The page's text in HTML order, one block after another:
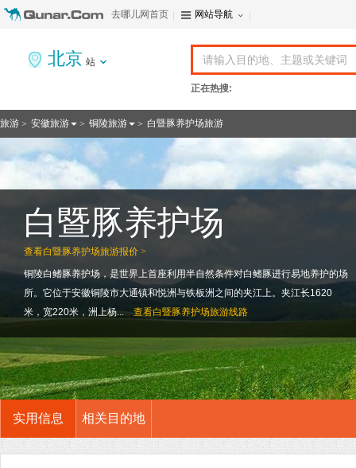
去哪儿网首页 网站导航
北京 站
正在热搜:
旅游 > 安徽旅游 > 铜陵旅游 > 白暨豚养护场旅游
查看白暨豚养护场旅游报价 >
白暨豚养护场
铜陵白鳍豚养护场，是世界上首座利用半自然条件对白鳍豚进行易地养护的场
所。它位于安徽铜陵市大通镇和悦洲与铁板洲之间的夹江上。夹江长1620
米，宽220米，洲上杨...
查看白暨豚养护场旅游线路
实用信息 相关目的地